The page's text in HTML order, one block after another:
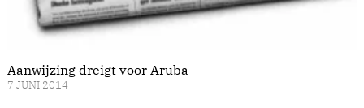
Aanwijzing dreigt voor Aruba
7 JUNI 2014